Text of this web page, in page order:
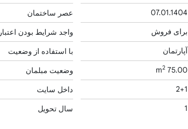
07.01.1404
برای فروش
آپارتمان
75.00 m
2
2+1
1
عصر ساختمان
واجد شرایط بودن اعتبار
با استفاده از وضعیت
وضعیت مبلمان
داخل سایت
سال تحویل